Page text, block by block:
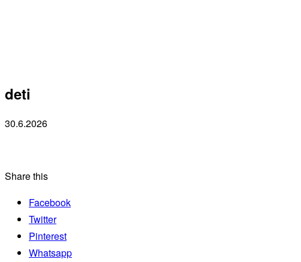
deti
30.6.2026
Share this
Facebook
Twitter
Pinterest
Whatsapp